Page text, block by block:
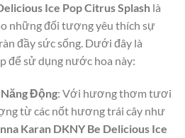
Ice Pop Citrus Splash là
những đối tượng yêu thích sự
đầy sức sống. Dưới đây là
để sử dụng nước hoa này:
Động: Với hương thơm tươi
từ các nốt hương trái cây như
Karan DKNY Be Delicious Ice